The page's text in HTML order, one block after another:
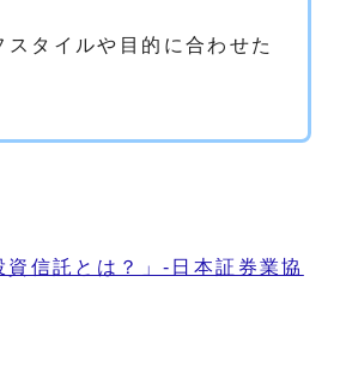
スタイルや目的に合わせた
資信託とは？」-日本証券業協